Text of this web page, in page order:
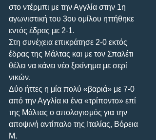
στο ντέρμπι με την Αγγλία στην 1η
αγωνιστική του 3ου ομίλου ηττήθηκε
εντός έδρας με 2-1.
Στη συνέχεια επικράτησε 2-0 εκτός
έδρας της Μάλτας και με τον Σπαλέτι
θέλει να κάνει νέο ξεκίνημα με σερί
νικών.
Δύο ήττες η μία πολύ «βαριά» με 7-0
από την Αγγλία κι ένα «τρίποντο» επί
της Μάλτας ο απολογισμός για την
αποψινή αντίπαλο της Ιταλίας, Βόρεια
Μ.